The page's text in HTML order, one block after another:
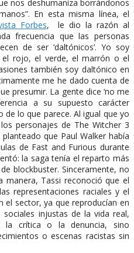
nos deshumaniza borrándonos
En esta misma línea, el
Forbes, le dio la razón al
frecuencia que las personas
de ser ‘daltónicos’. Yo soy
rojo, el verde, el marrón o el
también soy daltónico en
me he dado cuenta de
presumir. La gente dice ‘no me
a su supuesto carácter
de lo que parece. Al igual que yo
personajes de The Witcher 3
que Paul Walker había
de Fast and Furious durante
la saga tenía el reparto más
blockbuster. Sinceramente, no
manera, Tassi reconoció que el
representaciones raciales y el
el sector, ya que reproducían en
injustas de la vida real,
crítica o la denuncia, sino
o escenas racistas sin